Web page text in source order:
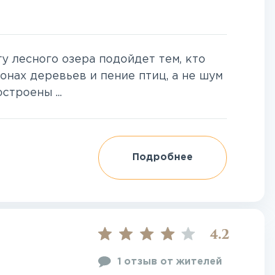
лесного озера подойдет тем, кто
деревьев и пение птиц, а не шум
...
Подробнее
4.2
1 отзыв от жителей